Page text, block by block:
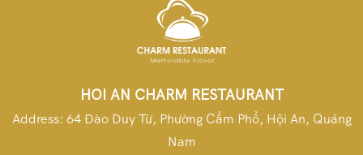
HOI AN CHARM RESTAURANT
Address: 64 Đào Duy Từ, Phường Cẩm Phổ, Hội An, Quảng
Nam